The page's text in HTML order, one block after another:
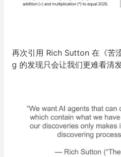
再次引用 Rich Sutton 在《苦
g 的发现只会让我们更难看清